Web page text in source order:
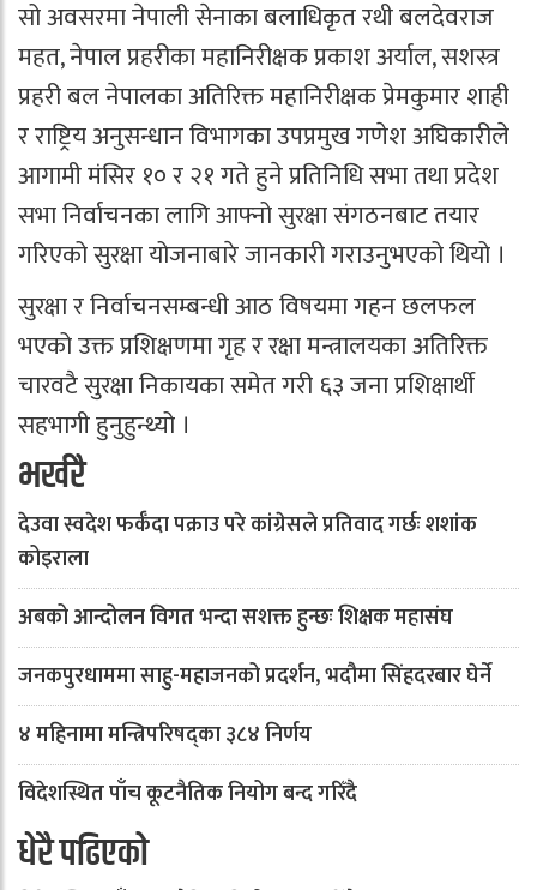
सो अवसरमा नेपाली सेनाका बलाधिकृत रथी बलदेवराज
महत, नेपाल प्रहरीका महानिरीक्षक प्रकाश अर्याल, सशस्त्र
प्रहरी बल नेपालका अतिरिक्त महानिरीक्षक प्रेमकुमार शाही
र राष्ट्रिय अनुसन्धान विभागका उपप्रमुख गणेश अघिकारीले
आगामी मंसिर १० र २१ गते हुने प्रतिनिधि सभा तथा प्रदेश
सभा निर्वाचनका लागि आफ्नो सुरक्षा संगठनबाट तयार
गरिएको सुरक्षा योजनाबारे जानकारी गराउनुभएको थियो ।
सुरक्षा र निर्वाचनसम्बन्धी आठ विषयमा गहन छलफल
भएको उक्त प्रशिक्षणमा गृह र रक्षा मन्त्रालयका अतिरिक्त
चारवटै सुरक्षा निकायका समेत गरी ६३ जना प्रशिक्षार्थी
सहभागी हुनुहुन्थ्यो ।
भर्खरै
देउवा स्वदेश फर्कँदा पक्राउ परे कांग्रेसले प्रतिवाद गर्छः शशांक
कोइराला
अबको आन्दोलन विगत भन्दा सशक्त हुन्छः शिक्षक महासंघ
जनकपुरधाममा साहु-महाजनको प्रदर्शन, भदौमा सिंहदरबार घेर्ने
४ महिनामा मन्त्रिपरिषद्का ३८४ निर्णय
विदेशस्थित पाँच कूटनैतिक नियोग बन्द गरिँदै
धेरै पढिएको